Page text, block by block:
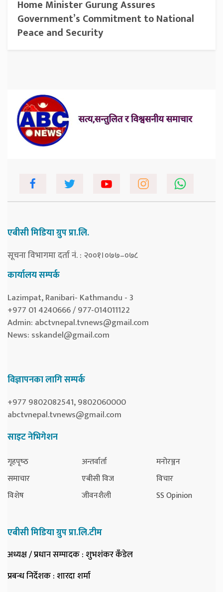
Home Minister Gurung Assures
Government’s Commitment to National
Peace and Security
एबीसी मिडिया ग्रुप प्रा.लि.
सूचना विभागमा दर्ता नं. : २००१।०७७–०७८
कार्यालय सम्पर्क
Lazimpat, Ranibari- Kathmandu - 3
+977 01 4240666 / 977-014011122
Admin: abctvnepal.tvnews@gmail.com
News: sskandel@gmail.com
विज्ञापनका लागि सम्पर्क
+977 9802082541, 9802060000
abctvnepal.tvnews@gmail.com
साइट नेभिगेशन
गृहपृष्‍ठ
समाचार
विशेष
अन्तर्वार्ता
एबीसी विज
जीवनशैली
मनोरञ्जन
विचार
SS Opinion
एबीसी मिडिया ग्रुप प्रा.लि.टीम
अध्यक्ष / प्रधान सम्पादक: शुभशंकर कँडेल
प्रबन्ध निर्देशक: शारदा शर्मा